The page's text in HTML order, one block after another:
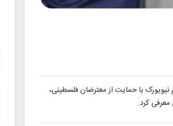
نیویورک با حمایت از معترضان فلسطینی،
معرفی کرد.